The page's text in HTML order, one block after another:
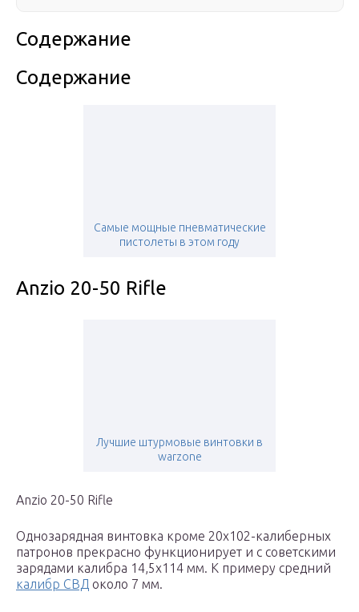
Содержание
Содержание
Самые мощные пневматические
пистолеты в этом году
Anzio 20-50 Rifle
Лучшие штурмовые винтовки в
warzone
Anzio 20-50 Rifle
Однозарядная винтовка кроме 20х102-калиберных
патронов прекрасно функционирует и с советскими
зарядами калибра 14,5х114 мм. К примеру средний
калибр СВД около 7 мм.